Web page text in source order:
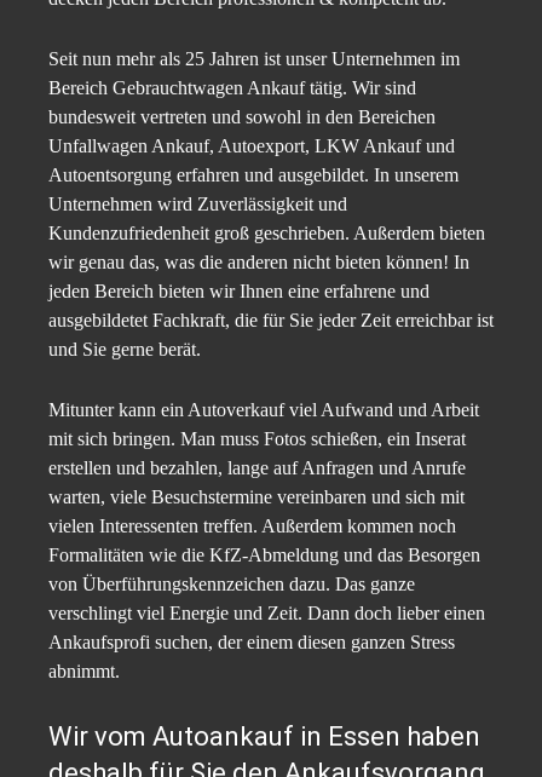
Seit nun mehr als 25 Jahren ist unser Unternehmen im
Bereich Gebrauchtwagen Ankauf tätig. Wir sind
bundesweit vertreten und sowohl in den Bereichen
Unfallwagen Ankauf, Autoexport, LKW Ankauf und
Autoentsorgung erfahren und ausgebildet. In unserem
Unternehmen wird Zuverlässigkeit und
Kundenzufriedenheit groß geschrieben. Außerdem bieten
wir genau das, was die anderen nicht bieten können! In
jeden Bereich bieten wir Ihnen eine erfahrene und
ausgebildetet Fachkraft, die für Sie jeder Zeit erreichbar ist
und Sie gerne berät.
Mitunter kann ein Autoverkauf viel Aufwand und Arbeit
mit sich bringen. Man muss Fotos schießen, ein Inserat
erstellen und bezahlen, lange auf Anfragen und Anrufe
warten, viele Besuchstermine vereinbaren und sich mit
vielen Interessenten treffen. Außerdem kommen noch
Formalitäten wie die KfZ-Abmeldung und das Besorgen
von Überführungskennzeichen dazu. Das ganze
verschlingt viel Energie und Zeit. Dann doch lieber einen
Ankaufsprofi suchen, der einem diesen ganzen Stress
abnimmt.
Wir vom Autoankauf in Essen haben